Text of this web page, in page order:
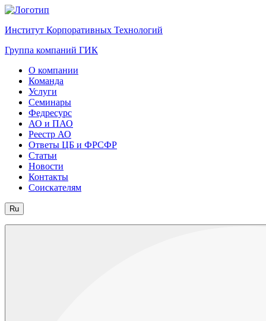
Институт Корпоративных Технологий
Группа компаний ГИК
О компании
Команда
Услуги
Семинары
Федресурс
АО и ПАО
Реестр АО
Ответы ЦБ и ФРСФР
Статьи
Новости
Контакты
Соискателям
Ru